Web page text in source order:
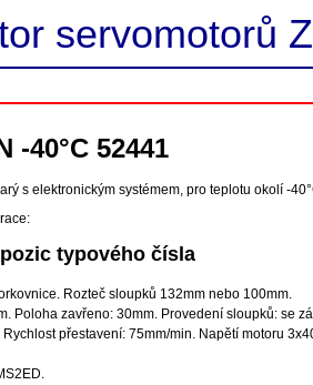
servomotorů
-40°C 52441
s elektronickým systémem, pro teplotu okolí -
typového čísla
Rozteč sloupků 132mm nebo 100mm.
Poloha zavřeno: 30mm. Provedení sloupků: se
přestavení: 75mm/min. Napětí motoru